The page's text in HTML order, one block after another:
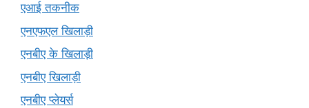
एआई तकनीक
एनएफएल खिलाड़ी
एनबीए के खिलाड़ी
एनबीए खिलाड़ी
एनबीए प्लेयर्स